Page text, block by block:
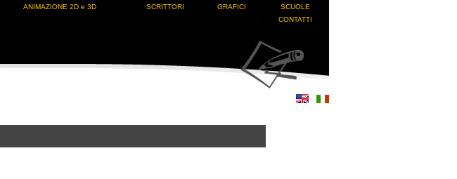
ANIMAZIONE 2D e 3D SCRITTORI GRAFICI
SCUOLE
CONTATTI